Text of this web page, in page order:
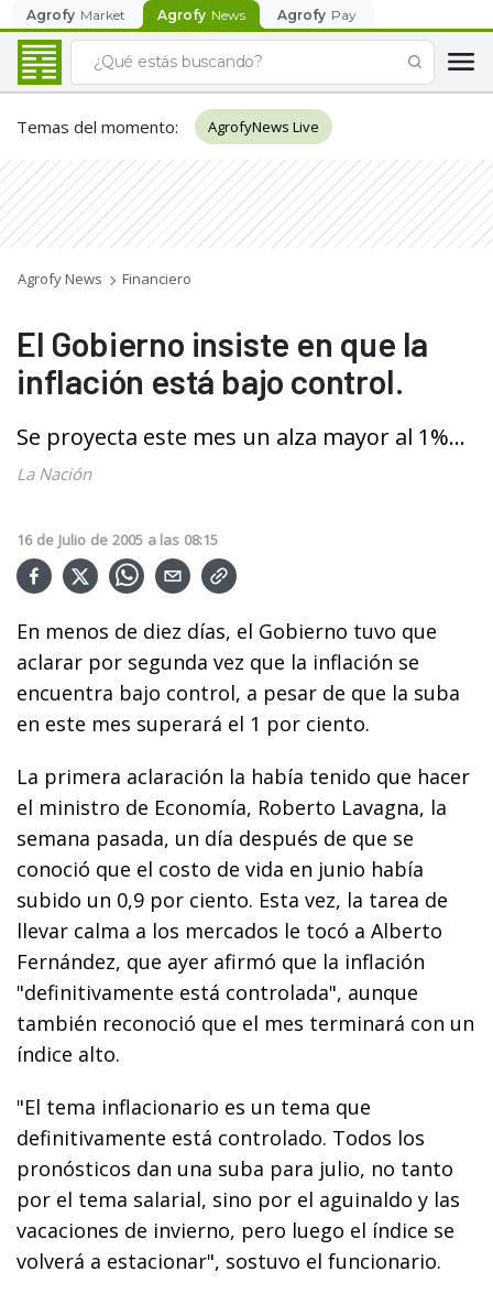
Agrofy Market Agrofy News Agrofy Pay
Temas del momento: AgrofyNews Live
Agrofy News Financiero
El Gobierno insiste en que la
inflación está bajo control.
Se proyecta este mes un alza mayor al 1%...
La Nación
16 de Julio de 2005 a las 08:15
En menos de diez días, el Gobierno tuvo que
aclarar por segunda vez que la inflación se
encuentra bajo control, a pesar de que la suba
en este mes superará el 1 por ciento.
La primera aclaración la había tenido que hacer
el ministro de Economía, Roberto Lavagna, la
semana pasada, un día después de que se
conoció que el costo de vida en junio había
subido un 0,9 por ciento. Esta vez, la tarea de
llevar calma a los mercados le tocó a Alberto
Fernández, que ayer afirmó que la inflación
"definitivamente está controlada", aunque
también reconoció que el mes terminará con un
índice alto.
"El tema inflacionario es un tema que
definitivamente está controlado. Todos los
pronósticos dan una suba para julio, no tanto
por el tema salarial, sino por el aguinaldo y las
vacaciones de invierno, pero luego el índice se
volverá a estacionar", sostuvo el funcionario.